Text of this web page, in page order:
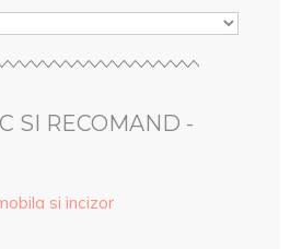
SI RECOMAND -
si incizor